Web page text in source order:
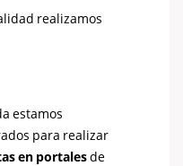
realizamos
estamos
para realizar
en portalesde